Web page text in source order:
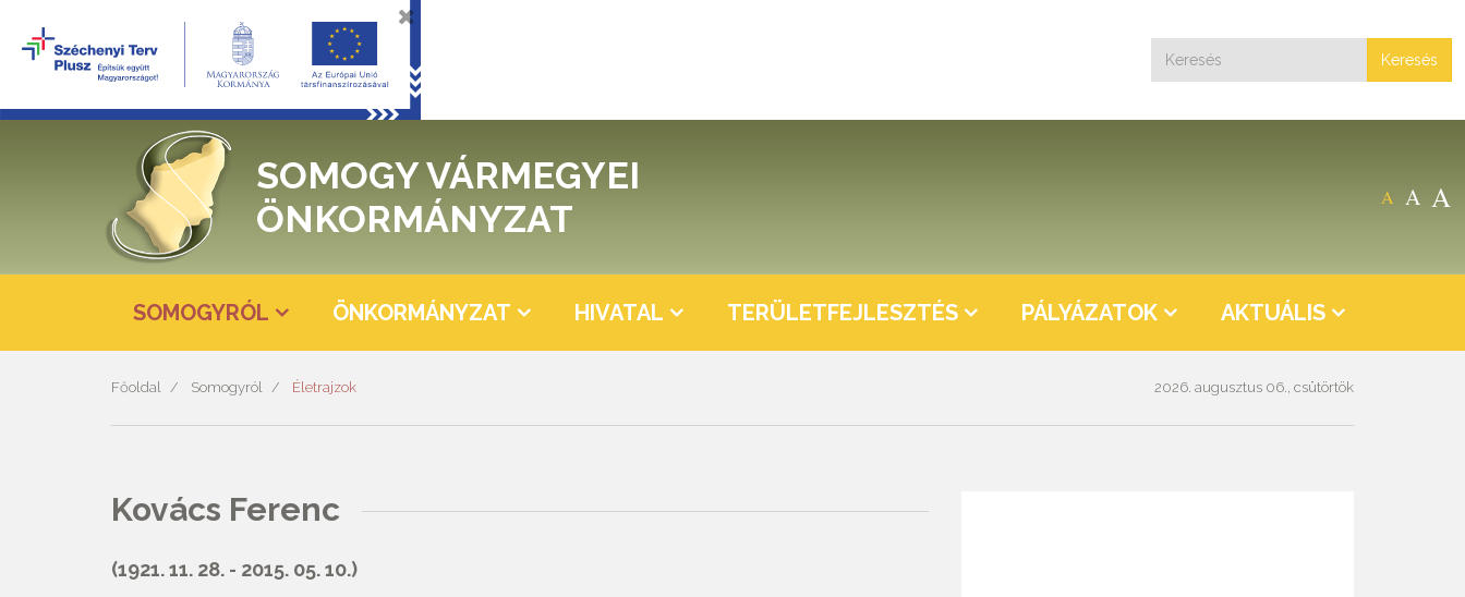
Keresés
A A A
SOMOGY VÁRMEGYEI
ÖNKORMÁNYZAT
SOMOGYRÓL ÖNKORMÁNYZAT HIVATAL TERÜLETFEJLESZTÉS PÁLYÁZATOK AKTUÁLIS
Főoldal Somogyról Életrajzok 2026. augusztus 06., csütörtök
Kovács Ferenc
(1921. 11. 28. - 2015. 05. 10.)